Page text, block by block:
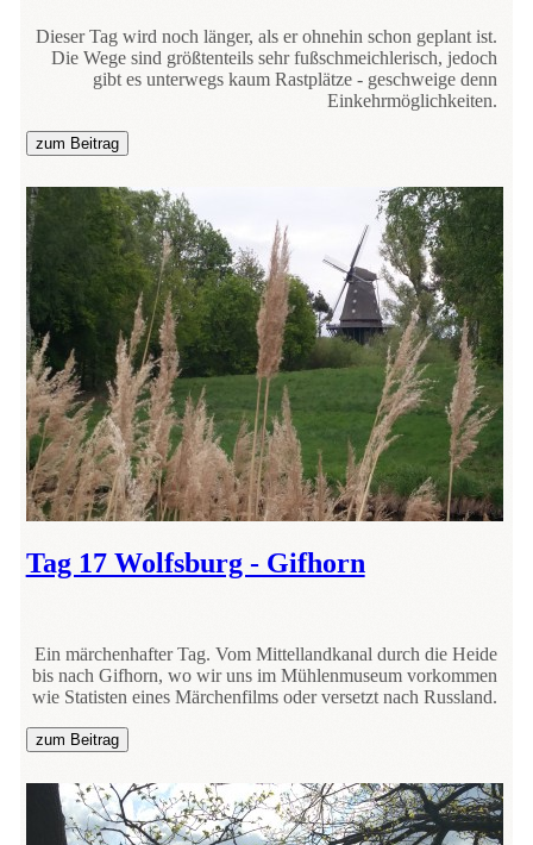
Dieser Tag wird noch länger, als er ohnehin schon geplant ist.
Die Wege sind größtenteils sehr fußschmeichlerisch, jedoch
gibt es unterwegs kaum Rastplätze - geschweige denn
Einkehrmöglichkeiten.
zum Beitrag
Tag 17 Wolfsburg - Gifhorn
Ein märchenhafter Tag. Vom Mittellandkanal durch die Heide
bis nach Gifhorn, wo wir uns im Mühlenmuseum vorkommen
wie Statisten eines Märchenfilms oder versetzt nach Russland.
zum Beitrag